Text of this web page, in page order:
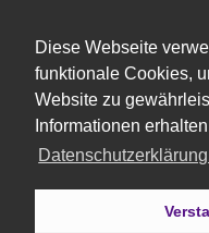
Diese Webseite
funktionale Cookies,
Website zu
Informationen